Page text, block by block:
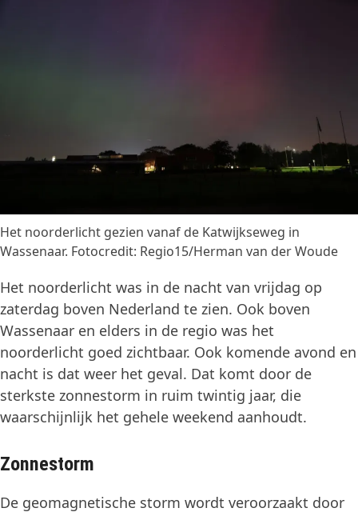
Het noorderlicht gezien vanaf de Katwijkseweg in
Wassenaar. Fotocredit: Regio15/Herman van der Woude
Het noorderlicht was in de nacht van vrijdag op
zaterdag boven Nederland te zien. Ook boven
Wassenaar en elders in de regio was het
noorderlicht goed zichtbaar. Ook komende avond en
nacht is dat weer het geval. Dat komt door de
sterkste zonnestorm in ruim twintig jaar, die
waarschijnlijk het gehele weekend aanhoudt.
Zonnestorm
De geomagnetische storm wordt veroorzaakt door